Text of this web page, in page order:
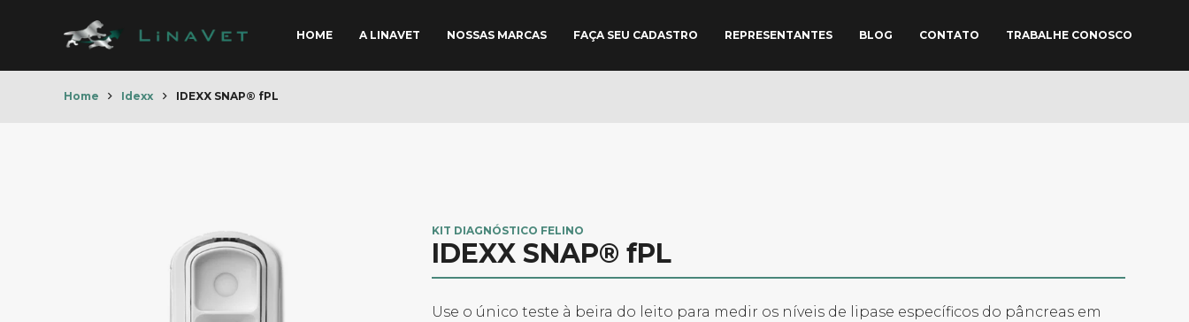
HOME A LINAVET NOSSAS MARCAS FAÇA SEU CADASTRO REPRESENTANTES BLOG CONTATO TRABALHE CONOSCO
Home Idexx IDEXX SNAP® fPL
KIT DIAGNÓSTICO FELINO
IDEXX SNAP® fPL
Use o único teste à beira do leito para medir os níveis de lipase específicos do pâncreas em